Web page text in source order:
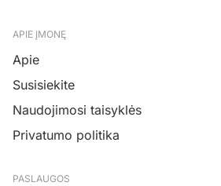
APIE ĮMONĘ
Apie
Susisiekite
Naudojimosi taisyklės
Privatumo politika
PASLAUGOS